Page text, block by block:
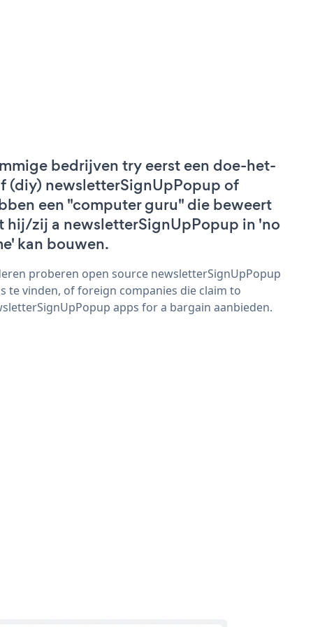
bedrijven try eerst een doe-het-
(diy) newsletterSignUpPopup of
een "computer guru" die beweert
hij/zij a newsletterSignUpPopup in 'no
kan bouwen.
proberen open source newsletterSignUpPopup
te vinden, of foreign companies die claim to
apps for a bargain aanbieden.